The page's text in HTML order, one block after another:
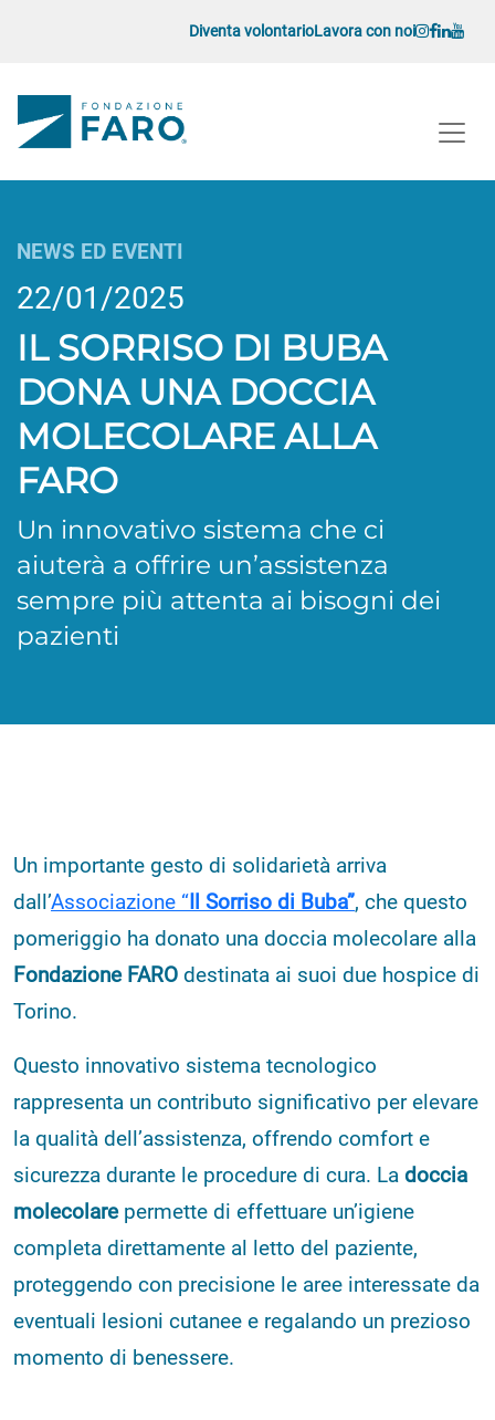
Navigazione principale
Diventa volontarioLavora con noi
Navigazione principale
NEWS ED EVENTI
22/01/2025
IL SORRISO DI BUBA
DONA UNA DOCCIA
MOLECOLARE ALLA
FARO
Un innovativo sistema che ci
aiuterà a offrire un’assistenza
sempre più attenta ai bisogni dei
pazienti
Un importante gesto di solidarietà arriva
dall’Associazione “Il Sorriso di Buba”, che questo
pomeriggio ha donato una doccia molecolare alla
Fondazione FARO destinata ai suoi due hospice di
Torino.
Questo innovativo sistema tecnologico
rappresenta un contributo significativo per elevare
la qualità dell’assistenza, offrendo comfort e
sicurezza durante le procedure di cura. La doccia
molecolarepermette di effettuare un’igiene
completa direttamente al letto del paziente,
proteggendo con precisione le aree interessate da
eventuali lesioni cutanee e regalando un prezioso
momento di benessere.